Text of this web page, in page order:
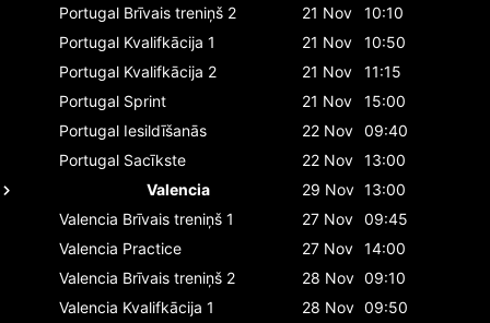
Portugal Brīvais treniņš 2 21 Nov
10:10
Portugal Kvalifkācija 1 21 Nov
10:50
Portugal Kvalifkācija 2 21 Nov
11:15
Portugal Sprint 21 Nov
15:00
Portugal Iesildīšanās 22 Nov 09:40
Portugal Sacīkste 22 Nov 13:00
Valencia
29 Nov 13:00
Valencia Brīvais treniņš 1 27 Nov 09:45
Valencia Practice 27 Nov 14:00
Valencia Brīvais treniņš 2 28 Nov 09:10
Valencia Kvalifkācija 1 28 Nov 09:50